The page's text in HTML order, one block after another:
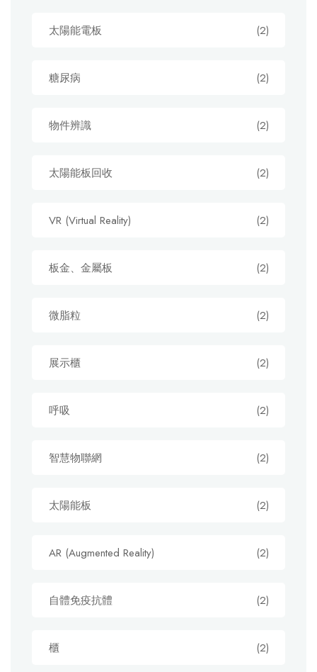
太陽能電板 (2)
糖尿病 (2)
物件辨識 (2)
太陽能板回收 (2)
VR (Virtual Reality) (2)
板金、金屬板 (2)
微脂粒 (2)
展示櫃 (2)
呼吸 (2)
智慧物聯網 (2)
太陽能板 (2)
AR (Augmented Reality) (2)
自體免疫抗體 (2)
櫃 (2)